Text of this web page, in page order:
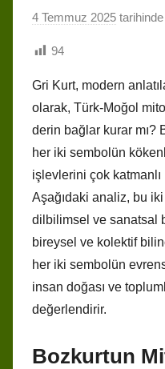
4 Temmuz 2025
94
Gri Kurt, modern
olarak, Türk-Moğol
derin bağlar kurar mı?
her iki sembolün
işlevlerini çok
Aşağıdaki analiz, bu
dilbilimsel ve sanatsal
bireysel ve kolektif
her iki sembolün
insan doğası ve
değerlendirir.
Bozkurtun